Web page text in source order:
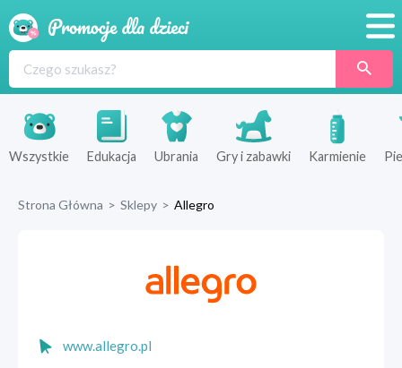
Produkty
Sklepy
Wszystkie Edukacja Ubrania Gry i zabawki Karmienie
Strona Główna > Sklepy > Allegro
www.allegro.pl